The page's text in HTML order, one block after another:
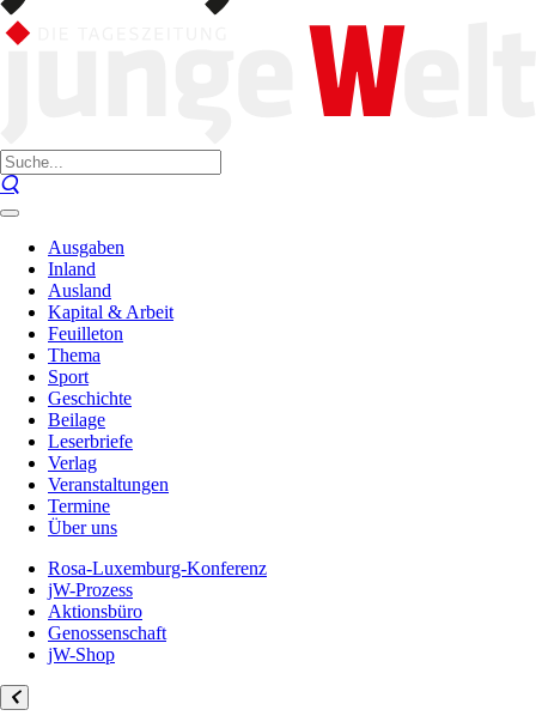
Ausgaben
Inland
Ausland
Kapital & Arbeit
Feuilleton
Thema
Sport
Geschichte
Beilage
Leserbriefe
Verlag
Veranstaltungen
Termine
Über uns
Rosa-Luxemburg-Konferenz
jW-Prozess
Aktionsbüro
Genossenschaft
jW-Shop